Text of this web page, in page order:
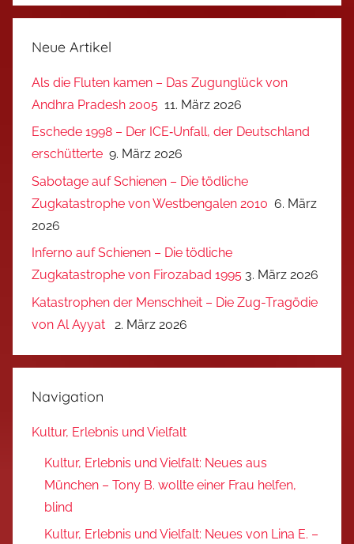
Neue Artikel
Als die Fluten kamen – Das Zugunglück von
Andhra Pradesh 2005 11. März 2026
Eschede 1998 – Der ICE‑Unfall, der Deutschland
erschütterte 9. März 2026
Sabotage auf Schienen – Die tödliche
Zugkatastrophe von Westbengalen 2010 6. März
2026
Inferno auf Schienen – Die tödliche
Zugkatastrophe von Firozabad 1995 3. März 2026
Katastrophen der Menschheit – Die Zug-Tragödie
von Al Ayyat
2. März 2026
Navigation
Kultur, Erlebnis und Vielfalt
Kultur, Erlebnis und Vielfalt: Neues aus
München – Tony B. wollte einer Frau helfen,
blind
Kultur, Erlebnis und Vielfalt: Neues von Lina E. –